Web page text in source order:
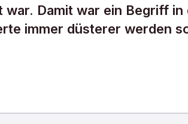
war. Damit war ein Begriff in
immer düsterer werden